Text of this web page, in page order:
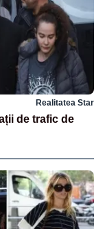
Realitatea Star
de trafic de